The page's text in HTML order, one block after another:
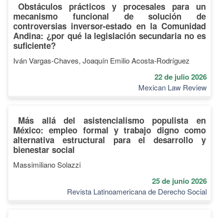
Obstáculos prácticos y procesales para un
mecanismo funcional de solución de
controversias inversor-estado en la Comunidad
Andina: ¿por qué la legislación secundaria no es
suficiente?
Iván Vargas-Chaves, Joaquín Emilio Acosta-Rodríguez
22 de julio 2026
Mexican Law Review
Más allá del asistencialismo populista en
México: empleo formal y trabajo digno como
alternativa estructural para el desarrollo y
bienestar social
Massimiliano Solazzi
25 de junio 2026
Revista Latinoamericana de Derecho Social